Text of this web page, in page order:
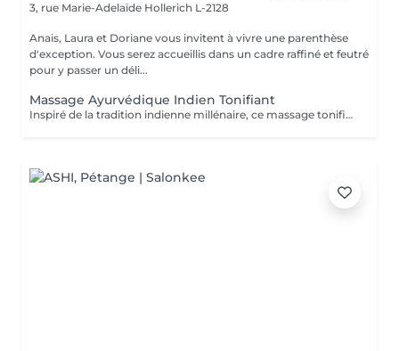
3, rue Marie-Adelaïde Hollerich L-2128
Anais, Laura et Doriane vous invitent à vivre une parenthèse
d'exception. Vous serez accueillis dans un cadre raffiné et feutré
pour y passer un déli...
Massage Ayurvédique Indien Tonifiant
Inspiré de la tradition indienne millénaire, ce massage tonifiant à l'huile chaude propose une alternance des rythmes variés. Profitez des fragrances de vanille et cardamome de ce soin qui soulage vos muscles, facilite le sommeil profond et laisse la peau soyeuse.